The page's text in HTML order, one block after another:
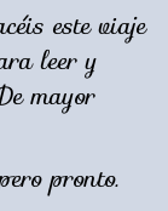
este viaje
leer y
mayor
pronto.